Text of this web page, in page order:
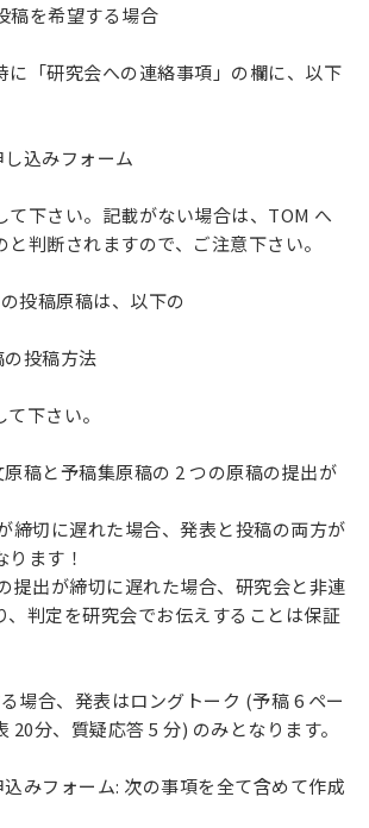
稿を希望する場合
に「研究会への連絡事項」の欄に、以下
込みフォーム
て下さい。記載がない場合は、TOM へ
判断されますので、ご注意下さい。
投稿原稿は、以下の
投稿方法
下さい。
稿と予稿集原稿の 2 つの原稿の提出が
締切に遅れた場合、発表と投稿の両方が
ります！
提出が締切に遅れた場合、研究会と非連
、判定を研究会でお伝えすることは保証
場合、発表はロングトーク (予稿 6 ペー
20分、質疑応答 5 分) のみとなります。
みフォーム: 次の事項を全て含めて作成